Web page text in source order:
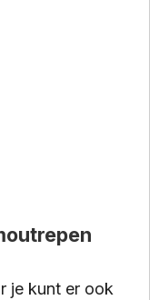
je kunt er ook